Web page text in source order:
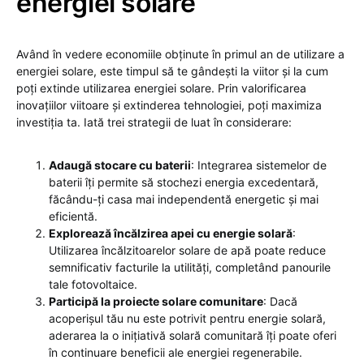
Având în vedere economiile obținute în primul an de utilizare a
energiei solare, este timpul să te gândești la viitor și la cum
poți extinde utilizarea energiei solare. Prin valorificarea
inovațiilor viitoare și extinderea tehnologiei, poți maximiza
investiția ta. Iată trei strategii de luat în considerare:
Adaugă stocare cu baterii: Integrarea sistemelor de
baterii îți permite să stochezi energia excedentară,
făcându-ți casa mai independentă energetic și mai
eficientă.
Explorează încălzirea apei cu energie solară:
Utilizarea încălzitoarelor solare de apă poate reduce
semnificativ facturile la utilități, completând panourile
tale fotovoltaice.
Participă la proiecte solare comunitare: Dacă
acoperișul tău nu este potrivit pentru energie solară,
aderarea la o inițiativă solară comunitară îți poate oferi
în continuare beneficii ale energiei regenerabile.